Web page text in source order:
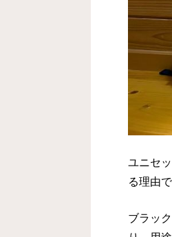
ユニセ
る理由
ブラッ